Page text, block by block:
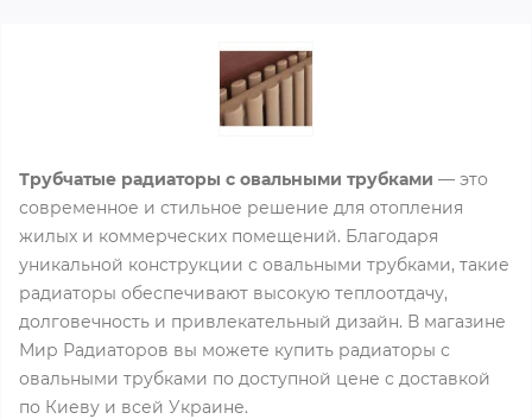
Трубчатые радиаторы с овальными трубками — это
современное и стильное решение для отопления
жилых и коммерческих помещений. Благодаря
уникальной конструкции с овальными трубками, такие
радиаторы обеспечивают высокую теплоотдачу,
долговечность и привлекательный дизайн. В магазине
Мир Радиаторов вы можете купить радиаторы с
овальными трубками по доступной цене с доставкой
по Киеву и всей Украине.